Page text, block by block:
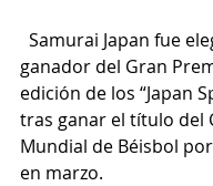
Samurai Japan fue
ganador del Gran
edición de los “Japan
tras ganar el título del
Mundial de Béisbol
en marzo.